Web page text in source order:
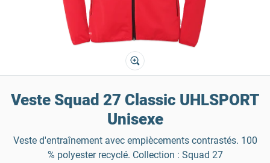
Veste Squad 27 Classic UHLSPORT
Unisexe
Veste d'entraînement avec empiècements contrastés. 100
% polyester recyclé. Collection : Squad 27